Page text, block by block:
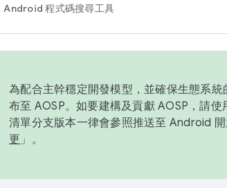
Android 程式碼搜尋工具
為配合主幹穩定開發模型，並確保生態系
布至 AOSP。如要建構及貢獻 AOSP，請使
清單分支版本一律會參照推送至 Android
更 」。